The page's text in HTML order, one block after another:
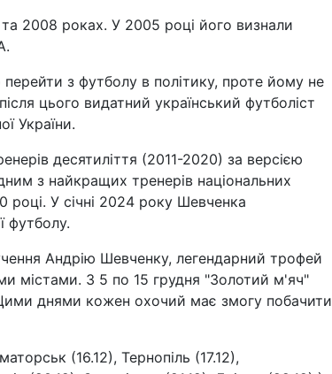
та 2008 роках. У 2005 році його визнали
з футболу в політику, проте йому не
цього видатний український футболіст
України.
десятиліття (2011-2020) за версією
з найкращих тренерів національних
році. У січні 2024 року Шевченка
футболу.
Андрію Шевченку, легендарний трофей
містами. З 5 по 15 грудня "Золотий м'яч"
днями кожен охочий має змогу побачити
(16.12), Тернопіль (17.12),